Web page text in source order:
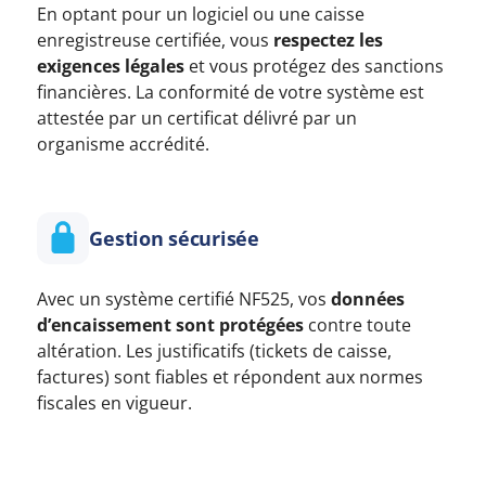
En optant pour un logiciel ou une caisse
enregistreuse certifiée, vous respectez les
exigences légales et vous protégez des sanctions
financières. La conformité de votre système est
attestée par un certificat délivré par un
organisme accrédité.
Gestion sécurisée
Avec un système certifié NF525, vosdonnées
d’encaissement sont protégées contre toute
altération. Les justificatifs (tickets de caisse,
factures) sont fiables et répondent aux normes
fiscales en vigueur.